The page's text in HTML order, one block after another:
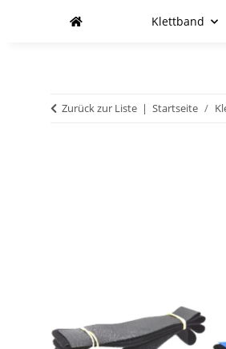
Klettband
Zurück zur Liste Startseite